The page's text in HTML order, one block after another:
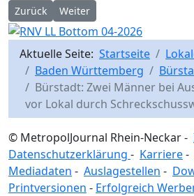
Vorheriger Beitrag: Bürstadt:
Zurück Nächster Beitrag: B44 bei
Weiter
Aktuelle Seite: Startseite
Baden Württemberg
Bürstadt: Zwei Männer bei
vor Lokal durch
© MetropolJournal Rhein-Neckar -
Datenschutzerklärung - Karriere-
Mediadaten - Auslagestellen -
Printversionen - Erfolgreich